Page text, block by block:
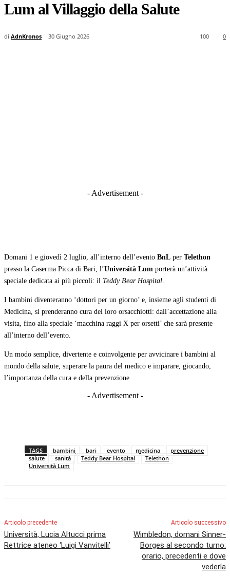
Lum al Villaggio della Salute
di AdnKronos 30 Giugno 2026 0
100
- Advertisement -
Domani 1 e giovedì 2 luglio, all’interno dell’evento BnL per Telethon
presso la Caserma Picca di Bari, l’Università Lum porterà un’attività
speciale dedicata ai più piccoli: il Teddy Bear Hospital.
I bambini diventeranno ‘dottori per un giorno’ e, insieme agli studenti di
Medicina, si prenderanno cura dei loro orsacchiotti: dall’accettazione alla
visita, fino alla speciale ‘macchina raggi X per orsetti’ che sarà presente
all’interno dell’evento.
Un modo semplice, divertente e coinvolgente per avvicinare i bambini al
mondo della salute, superare la paura del medico e imparare, giocando,
l’importanza della cura e della prevenzione.
- Advertisement -
TAGS bambini bari evento medicina
prevenzione
salute
sanità Teddy Bear Hospital
Telethon
Università Lum
Articolo precedente
Università, Lucia Altucci prima
Rettrice ateneo ‘Luigi Vanvitelli’
Articolo successivo
Wimbledon, domani Sinner-
Borges al secondo turno:
orario, precedenti e dove
vederla